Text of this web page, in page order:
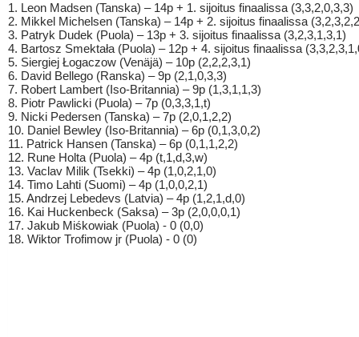
1. Leon Madsen (Tanska) – 14p + 1. sijoitus finaalissa (3,3,2,0,3,3)
2. Mikkel Michelsen (Tanska) – 14p + 2. sijoitus finaalissa
3. Patryk Dudek (Puola) – 13p + 3. sijoitus finaalissa (3,2,3,1,3,1)
4. Bartosz Smektała (Puola) – 12p + 4. sijoitus finaalissa
5. Siergiej Łogaczow (Venäjä) – 10p (2,2,2,3,1)
6. David Bellego (Ranska) – 9p (2,1,0,3,3)
7. Robert Lambert (Iso-Britannia) – 9p (1,3,1,1,3)
8. Piotr Pawlicki (Puola) – 7p (0,3,3,1,t)
9. Nicki Pedersen (Tanska) – 7p (2,0,1,2,2)
10. Daniel Bewley (Iso-Britannia) – 6p (0,1,3,0,2)
11. Patrick Hansen (Tanska) – 6p (0,1,1,2,2)
12. Rune Holta (Puola) – 4p (t,1,d,3,w)
13. Vaclav Milik (Tsekki) – 4p (1,0,2,1,0)
14. Timo Lahti (Suomi) – 4p (1,0,0,2,1)
15. Andrzej Lebedevs (Latvia) – 4p (1,2,1,d,0)
16. Kai Huckenbeck (Saksa) – 3p (2,0,0,0,1)
17. Jakub Miśkowiak (Puola) - 0 (0,0)
18. Wiktor Trofimow jr (Puola) - 0 (0)